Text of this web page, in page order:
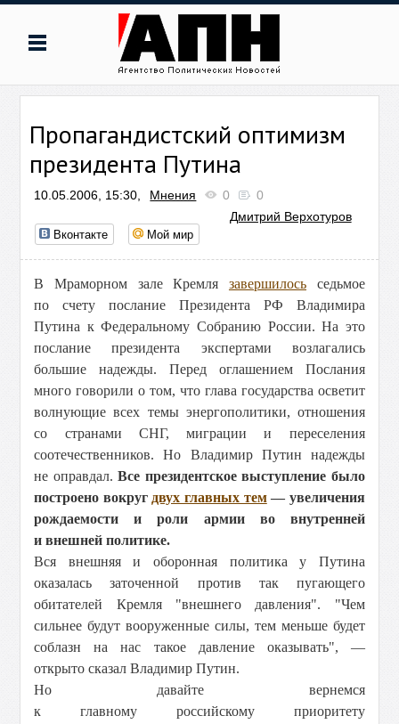
Пропагандистский оптимизм
президента Путина
10.05.2006, 15:30, Мнения 0
0
Дмитрий Верхотуров
Вконтакте Мой мир
В Мраморном зале Кремля завершилосьседьмое
по счету послание Президента РФ Владимира
Путина к Федеральному Собранию России. На это
послание президента экспертами возлагались
большие надежды. Перед оглашением Послания
много говорили о том, что глава государства осветит
волнующие всех темы энергополитики, отношения
со странами СНГ, миграции и переселения
соотечественников. Но Владимир Путин надежды
не оправдал.Все президентское выступление было
построено вокруг двух главных тем— увеличения
рождаемости и роли армии во внутренней
и внешней политике.
Вся внешняя и оборонная политика у Путина
оказалась заточенной против так пугающего
обитателей Кремля "внешнего давления". "Чем
сильнее будут вооруженные силы, тем меньше будет
соблазн на нас такое давление оказывать", —
открыто сказал Владимир Путин.
Но давайте вернемся
к главному российскому приоритету